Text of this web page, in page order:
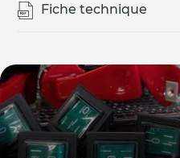
Fiche technique